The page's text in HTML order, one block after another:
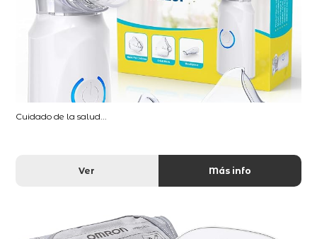
Cuidado de la salud...
Ver Más info